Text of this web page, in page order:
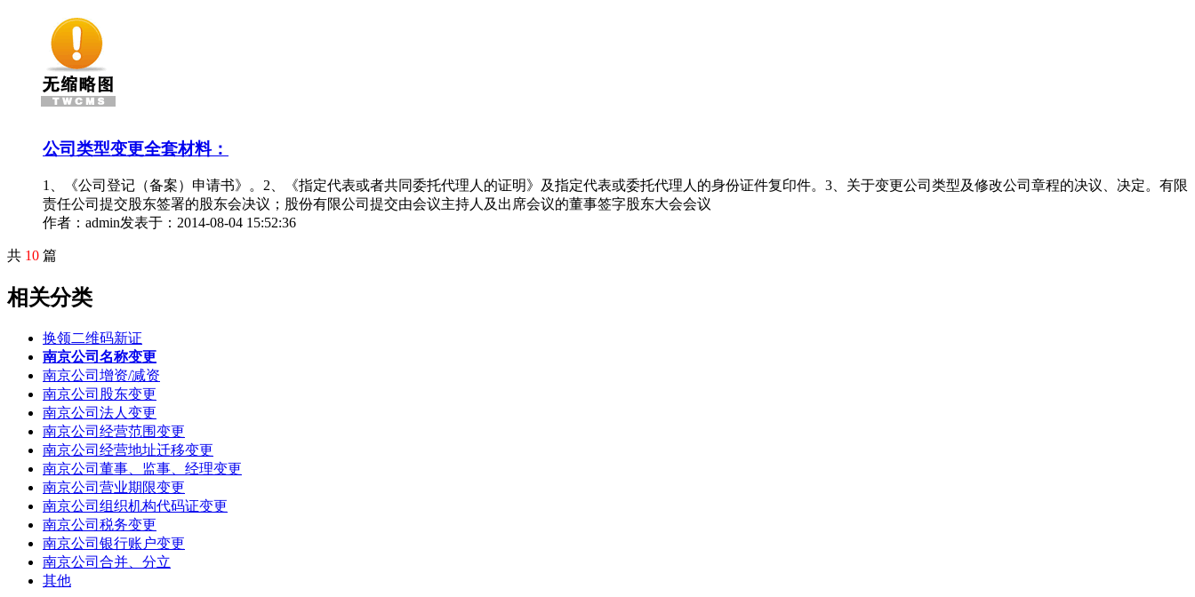
公司类型变更全套材料：
1、《公司登记（备案）申请书》。2、《指定代表或者共同委托代理人的证明》及指定代表或委托代理人的身份证件复印件。3、关于变更公司类型及修改公司章程的决议、决定。有限
责任公司提交股东签署的股东会决议；股份有限公司提交由会议主持人及出席会议的董事签字股东大会会议
作者：admin发表于：2014-08-04 15:52:36
共 10 篇
相关分类
换领二维码新证
南京公司名称变更
南京公司增资/减资
南京公司股东变更
南京公司法人变更
南京公司经营范围变更
南京公司经营地址迁移变更
南京公司董事、监事、经理变更
南京公司营业期限变更
南京公司组织机构代码证变更
南京公司税务变更
南京公司银行账户变更
南京公司合并、分立
其他